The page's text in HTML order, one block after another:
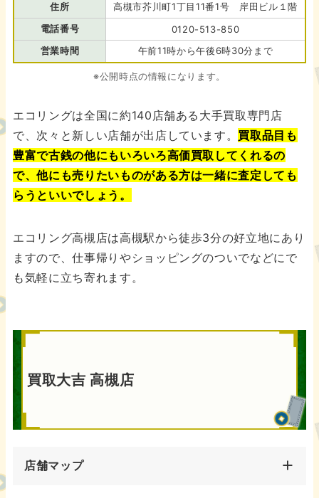
住所
高槻市芥川町1丁目11番1号 岸田ビル１階
電話番号
0120-513-850
営業時間
午前11時から午後6時30分まで
※公開時点の情報になります。
エコリングは全国に約140店舗ある大手買取専門店
で、次々と新しい店舗が出店しています。 買取品目も
豊富で古銭の他にもいろいろ高価買取してくれるの
で、他にも売りたいものがある方は一緒に査定しても
らうといいでしょう。
エコリング高槻店は高槻駅から徒歩3分の好立地にあり
ますので、仕事帰りやショッピングのついでなどにで
も気軽に立ち寄れます。
買取大吉 高槻店
店舗マップ